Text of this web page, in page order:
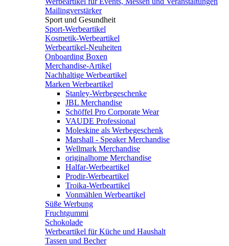
Mailingverstärker
Sport und Gesundheit
Sport-Werbeartikel
Kosmetik-Werbeartikel
Werbeartikel-Neuheiten
Onboarding Boxen
Merchandise-Artikel
Nachhaltige Werbeartikel
Marken Werbeartikel
Stanley-Werbegeschenke
JBL Merchandise
Schöffel Pro Corporate Wear
VAUDE Professional
Moleskine als Werbegeschenk
Marshall - Speaker Merchandise
Wellmark Merchandise
originalhome Merchandise
Halfar-Werbeartikel
Prodir-Werbeartikel
Troika-Werbeartikel
Vonmählen Werbeartikel
Süße Werbung
Fruchtgummi
Schokolade
Werbeartikel für Küche und Haushalt
Tassen und Becher